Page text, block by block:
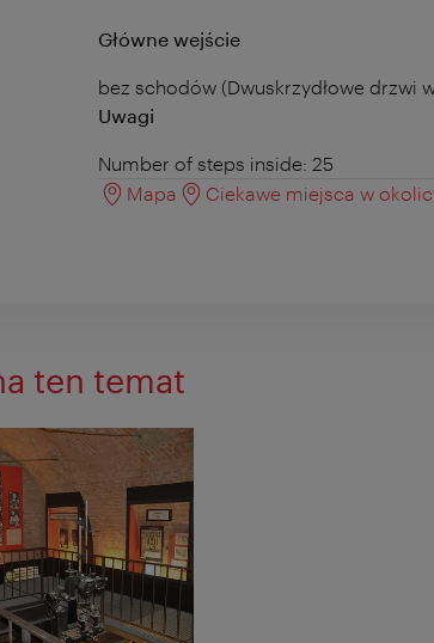
Główne wejście
bez schodów (Dwuskrzydłowe drzwi
Uwagi
Number of steps inside: 25
Mapa
Ciekawe miejsca w
ten temat